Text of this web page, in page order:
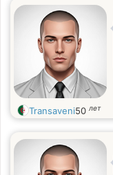
Transaveni50 лет